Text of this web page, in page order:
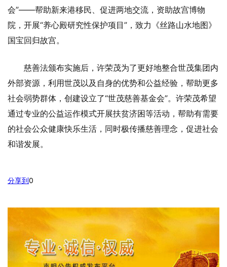
会”——帮助新来港移民、促进两地交流，资助故宫博物
院，开展“养心殿研究性保护项目”，致力《丝路山水地图》
国宝回归故宫。
慈善法颁布实施后，许荣茂为了更好地整合世茂集团内
外部资源，利用世茂以及自身的优势和公益经验，帮助更多
社会弱势群体，创建设立了“世茂慈善基金会”。许荣茂希望
通过专业的公益运作模式开展扶贫济困等活动，帮助有需要
的社会公众健康快乐生活，同时极传播慈善理念，促进社会
和谐发展。
分享到0